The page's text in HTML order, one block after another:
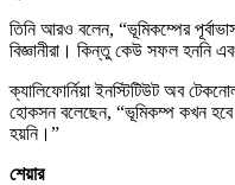
তিনি আরও বলেন, “ভূমিকম্পের
বিজ্ঞানীরা। কিন্তু কেউ সফল হননি
ক্যালিফোর্নিয়া ইনস্টিটিউট অব
হোকসন বলেছেন, “ভূমিকম্প কখন হবে
হয়নি।”
শেয়ার